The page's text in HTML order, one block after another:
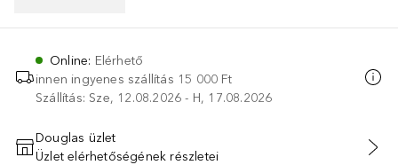
Online: Elérhető
innen ingyenes szállítás 15 000 Ft
Szállítás: Sze, 12.08.2026 - H, 17.08.2026
KOSÁRBA HELYEZÉS
Douglas üzlet
Üzlet elérhetőségének részletei